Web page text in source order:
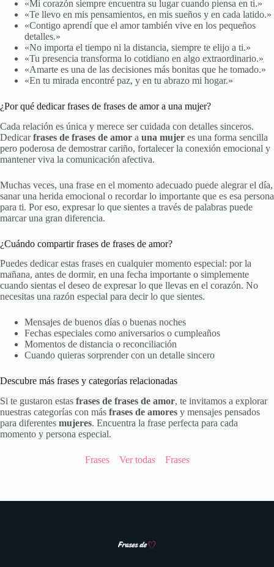
«Mi corazón siempre encuentra su lugar cuando piensa en ti.»
«Te llevo en mis pensamientos, en mis sueños y en cada latido.»
«Contigo aprendí que el amor también vive en los pequeños
detalles.»
«No importa el tiempo ni la distancia, siempre te elijo a ti.»
«Tu presencia transforma lo cotidiano en algo extraordinario.»
«Amarte es una de las decisiones más bonitas que he tomado.»
«En tu mirada encontré paz, y en tu abrazo mi hogar.»
¿Por qué dedicar frases de frases de amor a una mujer?
Cada relación es única y merece ser cuidada con detalles sinceros.
Dedicarfrases de frases de amor a una mujer es una forma sencilla
pero poderosa de demostrar cariño, fortalecer la conexión emocional y
mantener viva la comunicación afectiva.
Muchas veces, una frase en el momento adecuado puede alegrar el día,
sanar una herida emocional o recordar lo importante que es esa persona
para ti. Por eso, expresar lo que sientes a través de palabras puede
marcar una gran diferencia.
¿Cuándo compartir frases de frases de amor?
Puedes dedicar estas frases en cualquier momento especial: por la
mañana, antes de dormir, en una fecha importante o simplemente
cuando sientas el deseo de expresar lo que llevas en el corazón. No
necesitas una razón especial para decir lo que sientes.
Mensajes de buenos días o buenas noches
Fechas especiales como aniversarios o cumpleaños
Momentos de distancia o reconciliación
Cuando quieras sorprender con un detalle sincero
Descubre más frases y categorías relacionadas
Si te gustaron estas frases de frases de amor, te invitamos a explorar
nuestras categorías con más frases de amores y mensajes pensados
para diferentes mujeres. Encuentra la frase perfecta para cada
momento y persona especial.
Frases Ver todas Frases